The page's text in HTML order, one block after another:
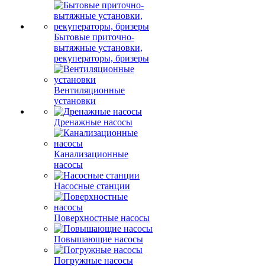
Бытовые приточно-
вытяжные установки,
рекуператоры, бризеры
Вентиляционные
установки
Дренажные насосы
Канализационные
насосы
Насосные станции
Поверхностные насосы
Повышающие насосы
Погружные насосы